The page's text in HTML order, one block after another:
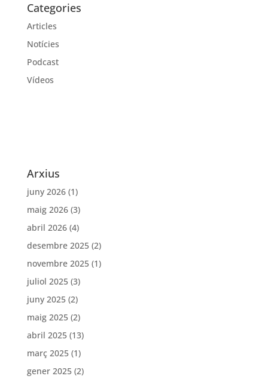
Categories
Articles
Notícies
Podcast
Vídeos
Arxius
juny 2026(1)
maig 2026(3)
abril 2026(4)
desembre 2025(2)
novembre 2025(1)
juliol 2025(3)
juny 2025(2)
maig 2025(2)
abril 2025(13)
març 2025(1)
gener 2025(2)